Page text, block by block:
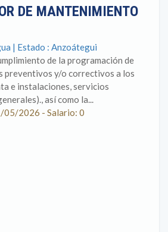
DE MANTENIMIENTO
| Estado : Anzoátegui
de la programación de
preventivos y/o correctivos a los
e instalaciones, servicios
así como la...
05/2026 - Salario: 0